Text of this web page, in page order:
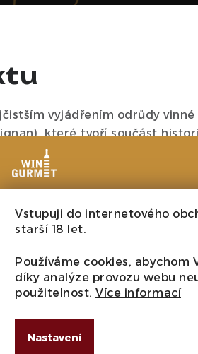
Vstupuji do internetového
starší 18 let.
Používáme cookies, abychom
díky analýze provozu webu
použitelnost. Více informací
Nastavení
vyjádřením odrůdy vinné
které tvoří součást
a dlouhověkost.
v nadmořských výškách 530
výnos 4 500 kg/ha
nádržích. Studená